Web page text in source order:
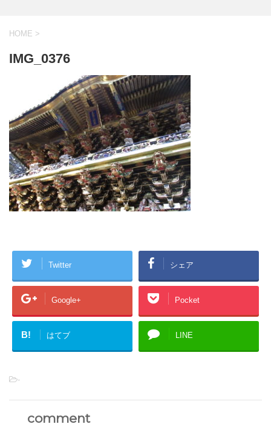
HOME >
IMG_0376
Twitter シェア
Google+ Pocket
B! はてブ LINE
-
comment